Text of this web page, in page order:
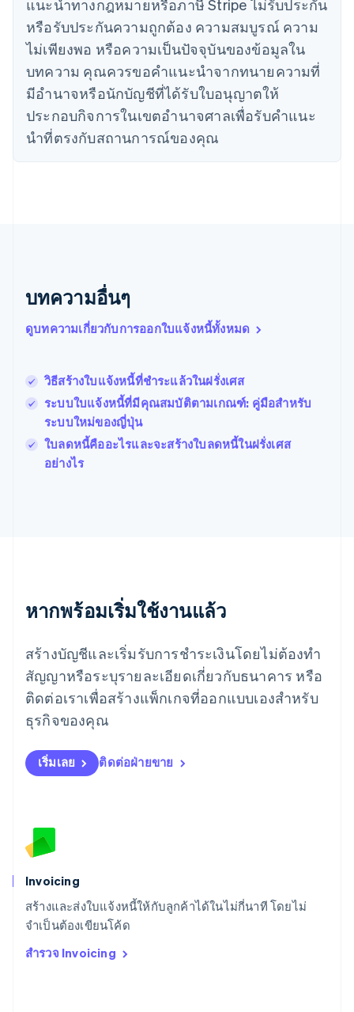
แนะนําทางกฎหมายหรือภาษี Stripe ไม่รับประกัน
หรือรับประกันความถูกต้อง ความสมบูรณ์ ความ
ไม่เพียงพอ หรือความเป็นปัจจุบันของข้อมูลใน
บทความ คุณควรขอคําแนะนําจากทนายความที่
มีอํานาจหรือนักบัญชีที่ได้รับใบอนุญาตให้
ประกอบกิจการในเขตอํานาจศาลเพื่อรับคําแนะ
นําที่ตรงกับสถานการณ์ของคุณ
บทความอื่นๆ
ดูบทความเกี่ยวกับการออกใบแจ้งหนี้ทั้งหมด
วิธีสร้างใบแจ้งหนี้ที่ชำระแล้วในฝรั่งเศส
ระบบใบแจ้งหนี้ที่มีคุณสมบัติตามเกณฑ์: คู่มือสําหรับ
ระบบใหม่ของญี่ปุ่น
ใบลดหนี้คืออะไรและจะสร้างใบลดหนี้ในฝรั่งเศส
อย่างไร
หากพร้อมเริ่มใช้งานแล้ว
สร้างบัญชีและเริ่มรับการชำระเงินโดยไม่ต้องทำ
สัญญาหรือระบุรายละเอียดเกี่ยวกับธนาคาร หรือ
ติดต่อเราเพื่อสร้างแพ็กเกจที่ออกแบบเองสำหรับ
ธุรกิจของคุณ
เริ่มเลย ติดต่อฝ่ายขาย
Invoicing
สร้างและส่งใบแจ้งหนี้ให้กับลูกค้าได้ในไม่กี่นาที โดยไม่
จำเป็นต้องเขียนโค้ด
สำรวจ Invoicing
ญี่ปุ่น
日本語 English
เดนมาร์ก
English
ไทย
English
นอร์เวย์
English
นิวซีแลนด์
เนเธอร์แลนด์
Français
โปรตุเกส
โปแลนด์
FrançaisEnglish
ฟินแลนด์
EnglishSvenska
มอลตา
English
มาเลเซีย
English
ลักเซมเบิร์ก
ลัตเวีย
English
ลิกเตนสไตน์
DeutschEnglish
ลิทัวเนีย
สเปน
EspañolEnglish
สโลวาเกีย
English
สวิตเซอร์แลนด์
สวีเดน
Svenska
สหรัฐอเมริกา
EnglishEspañol简体中文
English